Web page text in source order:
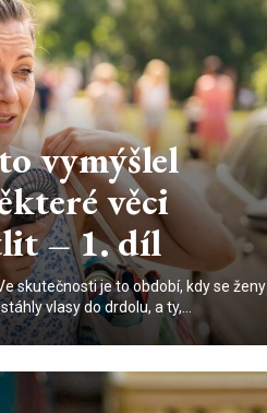
vymýšlel
věci
– 1. díl
skutečnosti je to období, kdy se ženy
vlasy do drdolu, a ty,...